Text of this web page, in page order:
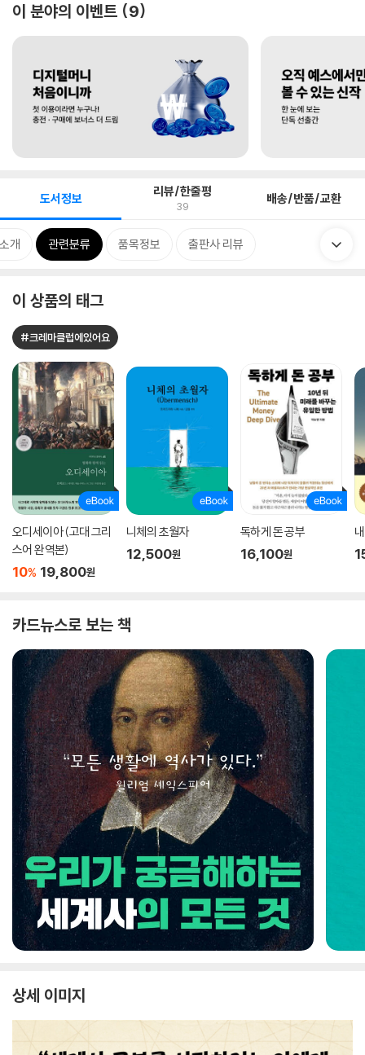
이 분야의 이벤트 9
도서정보 리뷰/한줄평
39 배송/반품/교환
개 관련분류 품목정보 출판사 리뷰
이 상품의 태그
#크레마클럽에있어요
오디세이아 (고대 그리
스어 완역본)
10% 19,800원
니체의 초월자
12,500원
독하게 돈 공부
16,100원
카드뉴스로 보는 책
상세 이미지